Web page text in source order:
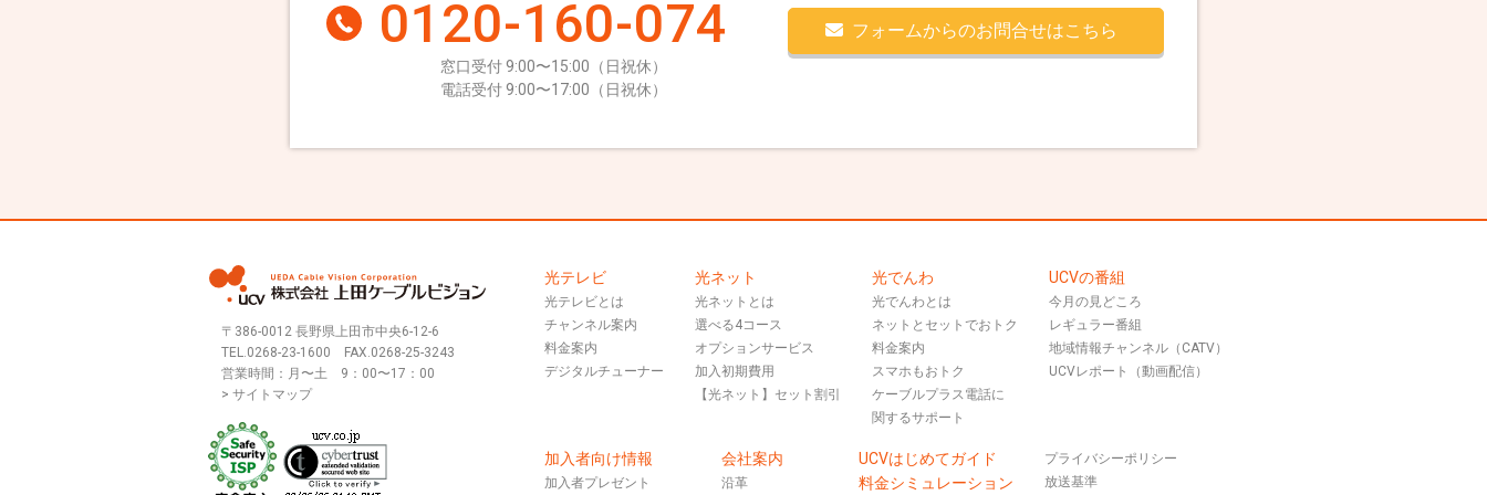
0120-160-074
窓口受付 9:00〜15:00（日祝休）
電話受付 9:00〜17:00（日祝休）
フォームからのお問合せはこちら
〒386-0012 長野県上田市中央6-12-6
TEL.0268-23-1600 FAX.0268-25-3243
営業時間：月〜土 9：00〜17：00
> サイトマップ
光テレビ
光テレビとは
チャンネル案内
料金案内
デジタルチューナー
光ネット
光ネットとは
選べる4コース
オプションサービス
加入初期費用
【光ネット】セット割引
光でんわ
光でんわとは
ネットとセットでおトク
料金案内
スマホもおトク
ケーブルプラス電話に
関するサポート
UCVの番組
今月の見どころ
レギュラー番組
地域情報チャンネル（CATV）
UCVレポート（動画配信）
加入者向け情報
加入者プレゼント
会社案内
沿革
UCVはじめてガイド
料金シミュレーション
プライバシーポリシー
放送基準